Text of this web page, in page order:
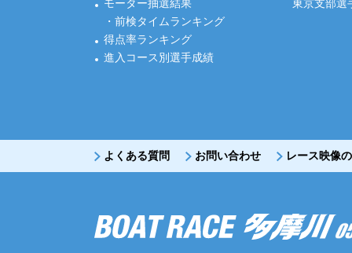
モーター抽選結果
・前検タイムランキング
得点率ランキング
進入コース別選手成績
東京支部選
よくある質問 お問い合わせ レース映像